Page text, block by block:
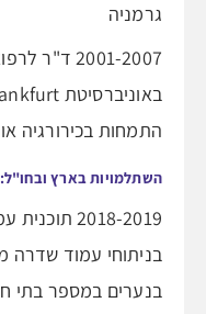
גרמניה
2001-2007
באוניברסיטת Goethe University Frankfurt, גרמניה
התמחות בכירורגיה
השתלמויות בארץ ובחו"ל:
בניתוחי עמוד שדרה
בנערים במספר בתי